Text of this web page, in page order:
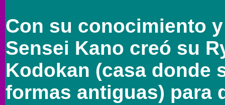
Con su conocimiento
Sensei Kano creó su
Kodokan (casa donde
formas antiguas) para